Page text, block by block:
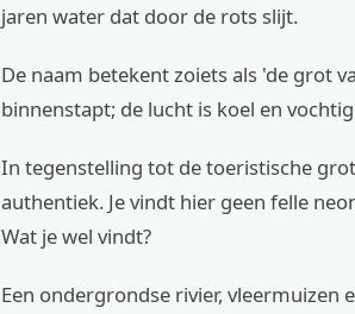
jaren water dat door de rots slijt.
De naam betekent zoiets als 'de grot
binnenstapt; de lucht is koel en
In tegenstelling tot de toeristische
authentiek. Je vindt hier geen felle
Wat je wel vindt?
Een ondergrondse rivier, vleermuizen